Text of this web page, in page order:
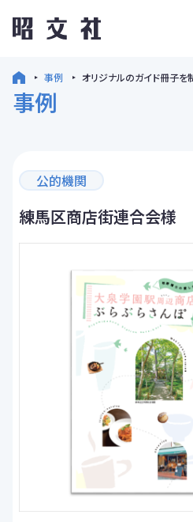
事例
事例 オリジナルのガイド冊子
公的機関
練馬区商店街連合会様